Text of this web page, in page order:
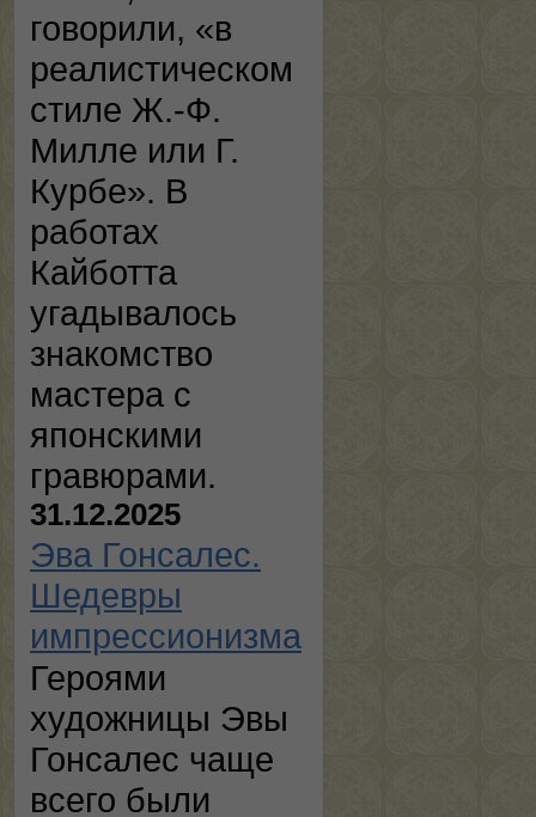
говорили, «в
реалистическом
стиле Ж.-Ф.
Милле или Г.
Курбе». В
работах
Кайботта
угадывалось
знакомство
мастера с
японскими
гравюрами.
31.12.2025
Эва Гонсалес.
Шедевры
импрессионизма
Героями
художницы Эвы
Гонсалес чаще
всего были